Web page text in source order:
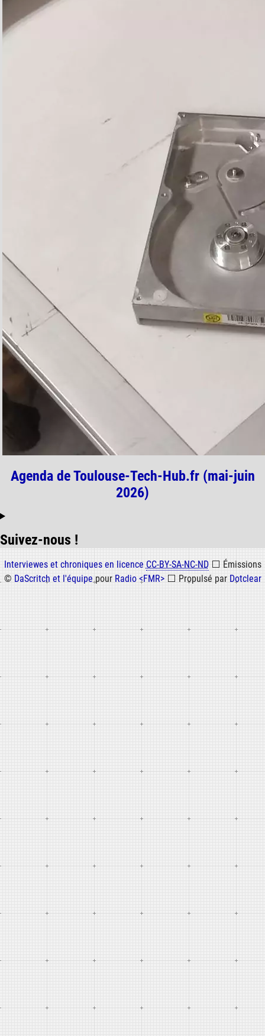
Agenda de Toulouse-Tech-Hub.fr (mai-juin
2026)
Suivez-nous !
Informations
Interviewes et chroniques en licence CC-BY-SA-NC-ND ⬜ Émissions
© DaScritch et l'équipepour Radio <FMR> ⬜ Propulsé par Dotclear